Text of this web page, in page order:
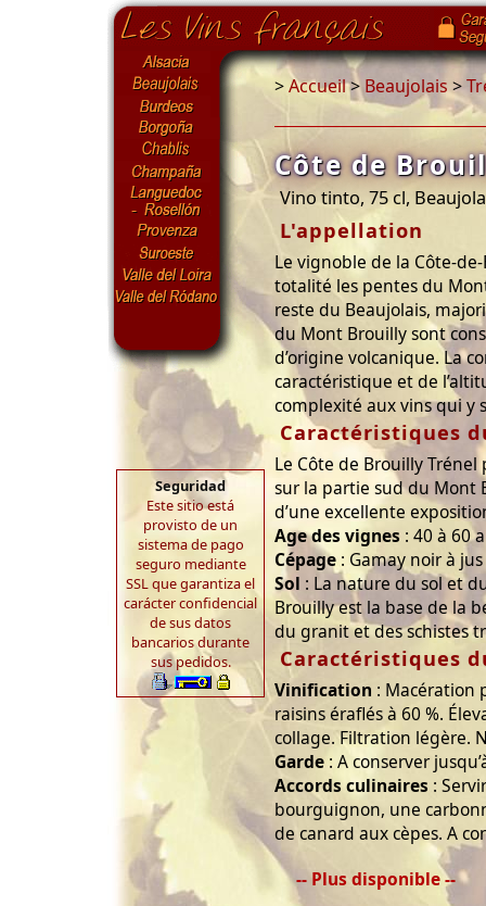
Seguridad
Este sitio está
provisto de un
sistema de pago
seguro mediante
SSL que garantiza el
carácter confidencial
de sus datos
bancarios durante
sus pedidos.
>Accueil>Beaujolais>
Côte de
Vino tinto, 75 cl,
L'appellation
Le vignoble de la Côte-
totalité les pentes du
reste du Beaujolais,
du Mont Brouilly sont
d’origine volcanique. La
caractéristique et de
complexité aux vins qui y
Caractéristiques
Le Côte de Brouilly
sur la partie sud du Mont
d’une excellente
Age des vignes : 40 à 60
Cépage : Gamay noir à
Sol : La nature du sol et
Brouilly est la base de la
du granit et des schistes
Caractéristiques
Vinification : Macération
raisins éraflés à 60 %.
collage. Filtration légère.
Garde : A conserver
Accords culinaires :
bourguignon, une
de canard aux cèpes. A
-- Plus disponible --